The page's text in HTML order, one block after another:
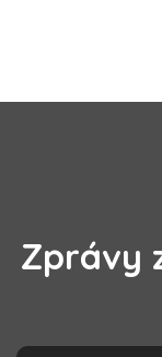
Zprávy